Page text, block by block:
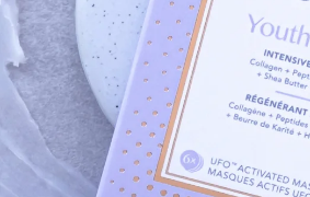
FAQ™ Pure Beauty-Tech Elixir
issa™ Teeth Whitening Set
Français
Italiano
Polski
Svenska
Türkçe
简体中文